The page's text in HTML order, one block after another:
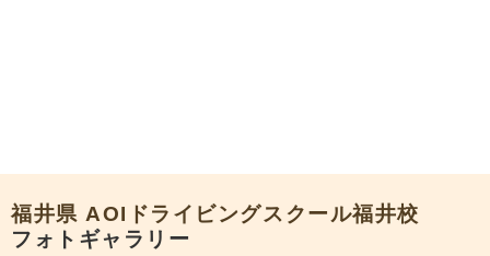
福井県 AOIドライビングスクール福井校
フォトギャラリー